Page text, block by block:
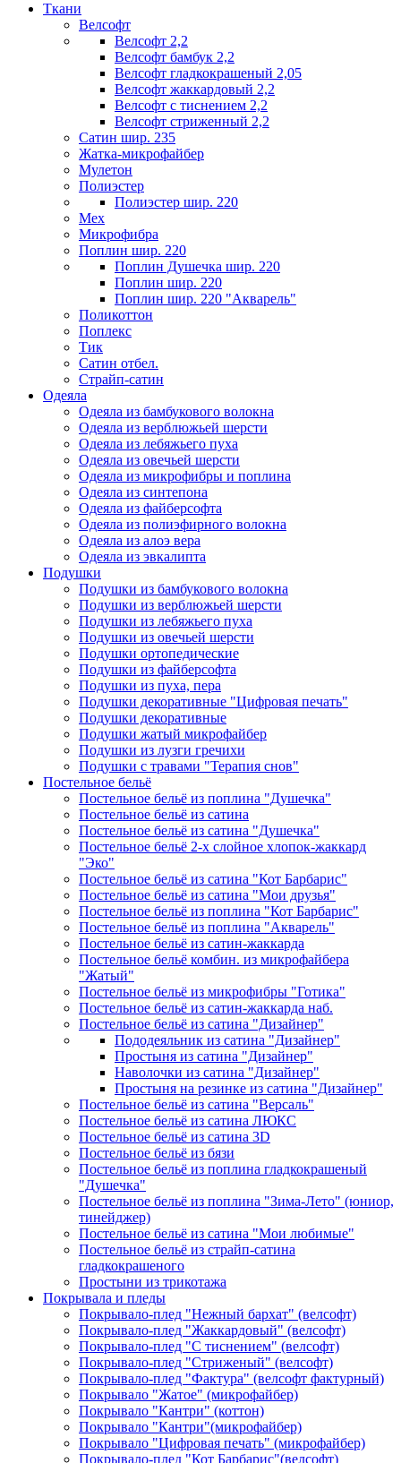
Ткани
Велсофт
Велсофт 2,2
Велсофт бамбук 2,2
Велсофт гладкокрашеный 2,05
Велсофт жаккардовый 2,2
Велсофт с тиснением 2,2
Велсофт стриженный 2,2
Сатин шир. 235
Жатка-микрофайбер
Мулетон
Полиэстер
Полиэстер шир. 220
Мех
Микрофибра
Поплин шир. 220
Поплин Душечка шир. 220
Поплин шир. 220
Поплин шир. 220 "Акварель"
Поликоттон
Поплекс
Тик
Сатин отбел.
Страйп-сатин
Одеяла
Одеяла из бамбукового волокна
Одеяла из верблюжьей шерсти
Одеяла из лебяжьего пуха
Одеяла из овечьей шерсти
Одеяла из микрофибры и поплина
Одеяла из синтепона
Одеяла из файберсофта
Одеяла из полиэфирного волокна
Одеяла из алоэ вера
Одеяла из эвкалипта
Подушки
Подушки из бамбукового волокна
Подушки из верблюжьей шерсти
Подушки из лебяжьего пуха
Подушки из овечьей шерсти
Подушки ортопедические
Подушки из файберсофта
Подушки из пуха, пера
Подушки декоративные "Цифровая печать"
Подушки декоративные
Подушки жатый микрофайбер
Подушки из лузги гречихи
Подушки с травами "Терапия снов"
Постельное бельё
Постельное бельё из поплина "Душечка"
Постельное бельё из сатина
Постельное бельё из сатина "Душечка"
Постельное бельё 2-х слойное хлопок-жаккард
"Эко"
Постельное бельё из сатина "Кот Барбарис"
Постельное бельё из сатина "Мои друзья"
Постельное бельё из поплина "Кот Барбарис"
Постельное бельё из поплина "Акварель"
Постельное бельё из сатин-жаккарда
Постельное бельё комбин. из микрофайбера
"Жатый"
Постельное бельё из микрофибры "Готика"
Постельное бельё из сатин-жаккарда наб.
Постельное бельё из сатина "Дизайнер"
Пододеяльник из сатина "Дизайнер"
Простыня из сатина "Дизайнер"
Наволочки из сатина "Дизайнер"
Простыня на резинке из сатина "Дизайнер"
Постельное бельё из сатина "Версаль"
Постельное бельё из сатина ЛЮКС
Постельное бельё из сатина 3D
Постельное бельё из бязи
Постельное бельё из поплина гладкокрашеный
"Душечка"
Постельное бельё из поплина "Зима-Лето" (юниор,
тинейджер)
Постельное бельё из сатина "Мои любимые"
Постельное бельё из страйп-сатина
гладкокрашеного
Простыни из трикотажа
Покрывала и пледы
Покрывало-плед "Нежный бархат" (велсофт)
Покрывало-плед "Жаккардовый" (велсофт)
Покрывало-плед "С тиснением" (велсофт)
Покрывало-плед "Стриженый" (велсофт)
Покрывало-плед "Фактура" (велсофт фактурный)
Покрывало "Жатое" (микрофайбер)
Покрывало "Кантри" (коттон)
Покрывало "Кантри"(микрофайбер)
Покрывало "Цифровая печать" (микрофайбер)
Покрывало-плед "Кот Барбарис"(велсофт)